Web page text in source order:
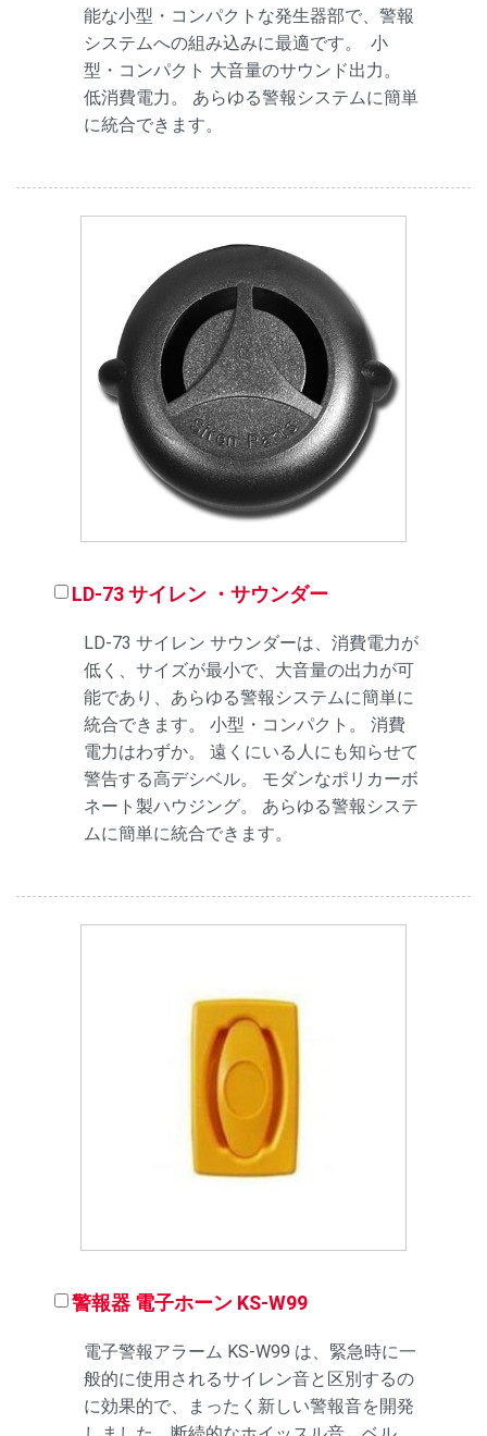
能な小型・コンパクトな発生器部で、警報
システムへの組み込みに最適です。 小
型・コンパクト 大音量のサウンド出力。
低消費電力。 あらゆる警報システムに簡単
に統合できます。
LD-73 サイレン ・サウンダー
LD-73 サイレン サウンダーは、消費電力が
低く、サイズが最小で、大音量の出力が可
能であり、あらゆる警報システムに簡単に
統合できます。 小型・コンパクト。 消費
電力はわずか。 遠くにいる人にも知らせて
警告する高デシベル。 モダンなポリカーボ
ネート製ハウジング。 あらゆる警報システ
ムに簡単に統合できます。
警報器 電子ホーン KS-W99
電子警報アラーム KS-W99 は、緊急時に一
般的に使用されるサイレン音と区別するの
に効果的で、まったく新しい警報音を開発